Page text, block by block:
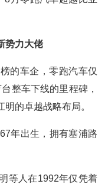
势力大佬
的车企，零跑汽车仅
整车下线的里程碑，
的卓越战略布局。
年出生，拥有塞浦路
等人在1992年仅凭着